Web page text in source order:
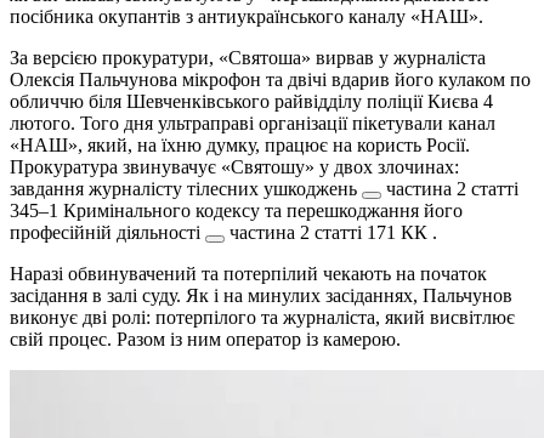
посібника окупантів з антиукраїнського каналу «НАШ».
За версією прокуратури, «Святоша» вирвав у журналіста
Олексія Пальчунова мікрофон та двічі вдарив його кулаком по
обличчю біля Шевченківського райвідділу поліції Києва 4
лютого. Того дня ультраправі організації пікетували канал
«НАШ», який, на їхню думку, працює на користь Росії.
Прокуратура звинувачує «Святошу» у двох злочинах:
завдання журналісту тілесних ушкоджень
частина 2 статті
345–1 Кримінального кодексу та перешкоджання його
професійній діяльності
частина 2 статті 171 КК .
Наразі обвинувачений та потерпілий чекають на початок
засідання в залі суду. Як і на минулих засіданнях, Пальчунов
виконує дві ролі: потерпілого та журналіста, який висвітлює
свій процес. Разом із ним оператор із камерою.